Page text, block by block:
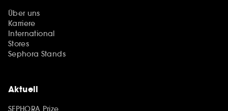
Über uns
Karriere
International
Stores
Sephora Stands
Aktuell
SEPHORA Prize